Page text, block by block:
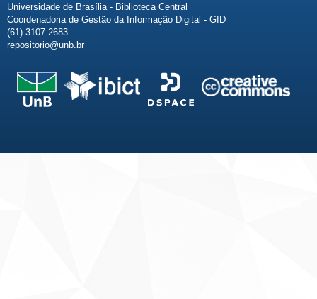
Universidade de Brasília - Biblioteca Central
Coordenadoria de Gestão da Informação Digital - GID
(61) 3107-2683
repositorio@unb.br